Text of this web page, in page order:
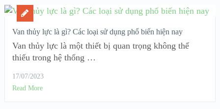
Van thủy lực là gì? Các loại sử dụng phổ biến hiện nay
Van thủy lực là một thiết bị quan trọng không thể
thiếu trong hệ thống …
17/07/2023
Read More